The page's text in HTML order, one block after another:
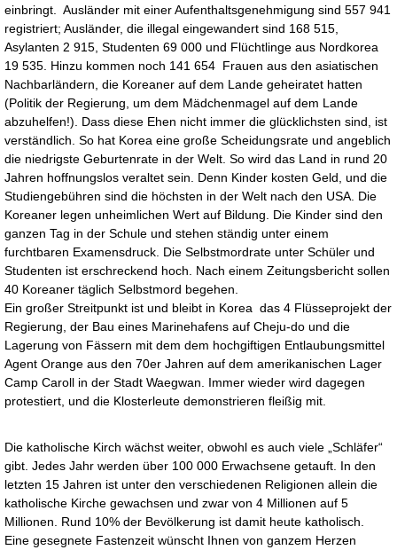
einbringt. Ausländer mit einer Aufenthaltsgenehmigung sind 557 941
registriert; Ausländer, die illegal eingewandert sind 168 515,
Asylanten 2 915, Studenten 69 000 und Flüchtlinge aus Nordkorea
19 535. Hinzu kommen noch 141 654 Frauen aus den asiatischen
Nachbarländern, die Koreaner auf dem Lande geheiratet hatten
(Politik der Regierung, um dem Mädchenmagel auf dem Lande
abzuhelfen!). Dass diese Ehen nicht immer die glücklichsten sind, ist
verständlich. So hat Korea eine große Scheidungsrate und angeblich
die niedrigste Geburtenrate in der Welt. So wird das Land in rund 20
Jahren hoffnungslos veraltet sein. Denn Kinder kosten Geld, und die
Studiengebühren sind die höchsten in der Welt nach den USA. Die
Koreaner legen unheimlichen Wert auf Bildung. Die Kinder sind den
ganzen Tag in der Schule und stehen ständig unter einem
furchtbaren Examensdruck. Die Selbstmordrate unter Schüler und
Studenten ist erschreckend hoch. Nach einem Zeitungsbericht sollen
40 Koreaner täglich Selbstmord begehen.
Ein großer Streitpunkt ist und bleibt in Korea das 4 Flüsseprojekt der
Regierung, der Bau eines Marinehafens auf Cheju-do und die
Lagerung von Fässern mit dem dem hochgiftigen Entlaubungsmittel
Agent Orange aus den 70er Jahren auf dem amerikanischen Lager
Camp Caroll in der Stadt Waegwan. Immer wieder wird dagegen
protestiert, und die Klosterleute demonstrieren fleißig mit.
Die katholische Kirch wächst weiter, obwohl es auch viele „Schläfer“
gibt. Jedes Jahr werden über 100 000 Erwachsene getauft. In den
letzten 15 Jahren ist unter den verschiedenen Religionen allein die
katholische Kirche gewachsen und zwar von 4 Millionen auf 5
Millionen. Rund 10% der Bevölkerung ist damit heute katholisch.
Eine gesegnete Fastenzeit wünscht Ihnen von ganzem Herzen